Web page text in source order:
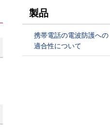
製品
携帯電話の電波防護への
適合性について